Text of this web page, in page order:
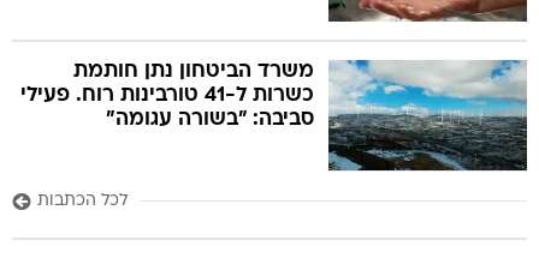
משרד הביטחון נתן חותמת
כשרות ל-41 טורבינות רוח. פעילי
סביבה: "בשורה עגומה"
לכל הכתבות